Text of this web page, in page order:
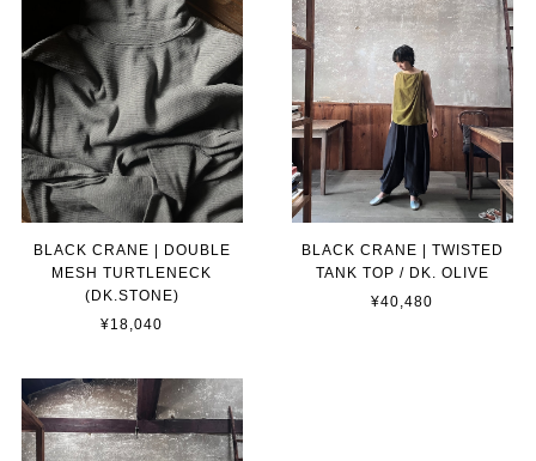
BLACK CRANE | DOUBLE
MESH TURTLENECK
(DK.STONE)
¥18,040
BLACK CRANE | TWISTED
TANK TOP / DK. OLIVE
¥40,480